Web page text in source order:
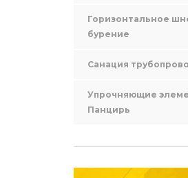
Горизонтальное
бурение
Санация
Упрочняющие
Панцирь